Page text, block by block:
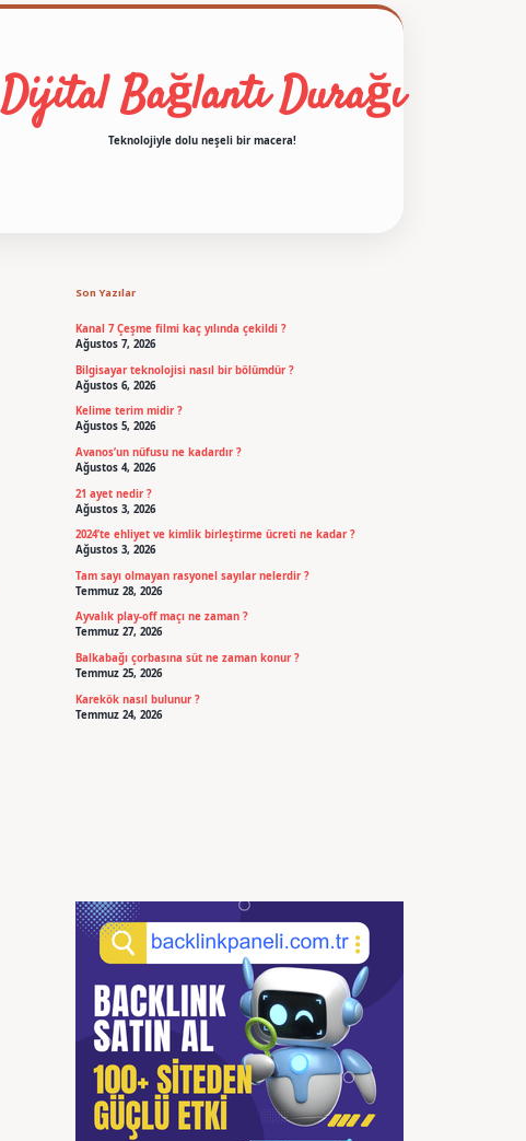
Dijital Bağlantı Durağı
Teknolojiyle dolu neşeli bir macera!
Son Yazılar
Kanal 7 Çeşme filmi kaç yılında çekildi ?
Ağustos 7, 2026
Bilgisayar teknolojisi nasıl bir bölümdür ?
Ağustos 6, 2026
Kelime terim midir ?
Ağustos 5, 2026
Avanos’un nüfusu ne kadardır ?
Ağustos 4, 2026
21 ayet nedir ?
Ağustos 3, 2026
2024’te ehliyet ve kimlik birleştirme ücreti ne kadar ?
Ağustos 3, 2026
Tam sayı olmayan rasyonel sayılar nelerdir ?
Temmuz 28, 2026
Ayvalık play-off maçı ne zaman ?
Temmuz 27, 2026
Balkabağı çorbasına süt ne zaman konur ?
Temmuz 25, 2026
Karekök nasıl bulunur ?
Temmuz 24, 2026